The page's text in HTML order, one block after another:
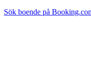
Sök boende på